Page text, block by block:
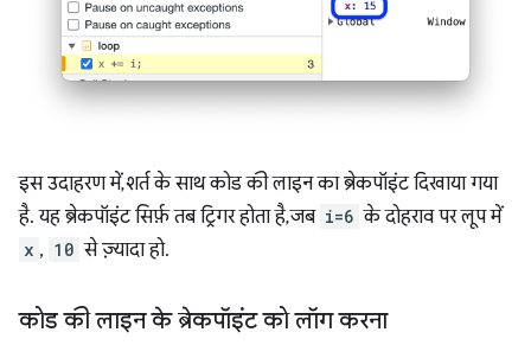
इस उदाहरण में, शर्त के साथ कोड की लाइन का ब्रेकपॉइंट दिखाया गया
है. यह ब्रेकपॉइंट सिर्फ़ तब ट्रिगर होता है, जब i=6 के दोहराव पर लूप में
x , 10 से ज़्यादा हो.
कोड की लाइन के ब्रेकपॉइंट को लॉग करना